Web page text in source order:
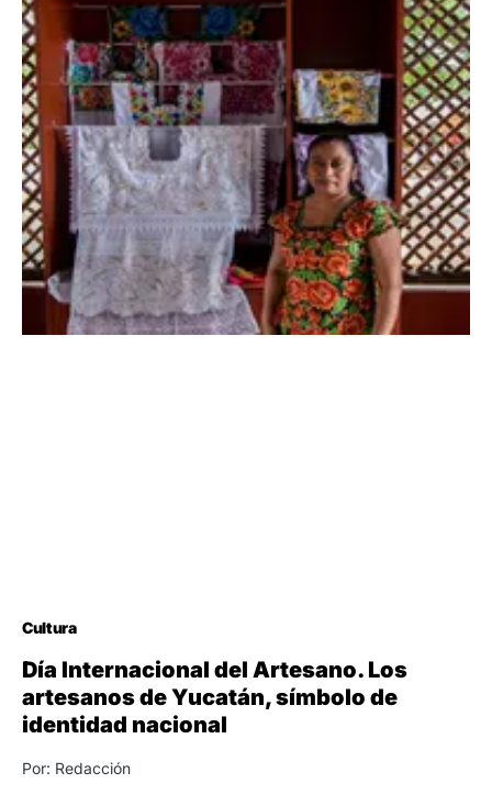
Cultura
Día Internacional del Artesano. Los
artesanos de Yucatán, símbolo de
identidad nacional
Por: Redacción